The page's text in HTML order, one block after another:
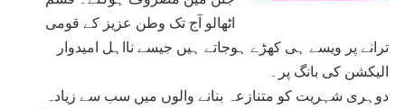
اٹھالو آج تک وطن عزیز کے قومی
ترانے پر ویسے ہی کھڑے ہوجاتے ہیں جیسے نااہل امیدوار
الیکشن کی بانگ پر۔
دوہری شہریت کو متنازعہ بنانے والوں میں سب سے زیادہ